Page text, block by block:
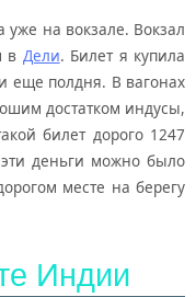
уже на вокзале. Вокзал
в Дели. Билет я купила
еще полдня. В вагонах
достатком индусы,
билет дорого 1247
деньги можно было
месте на берегу
Индии